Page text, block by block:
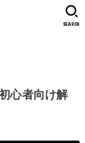
SEARCH
心者向け解